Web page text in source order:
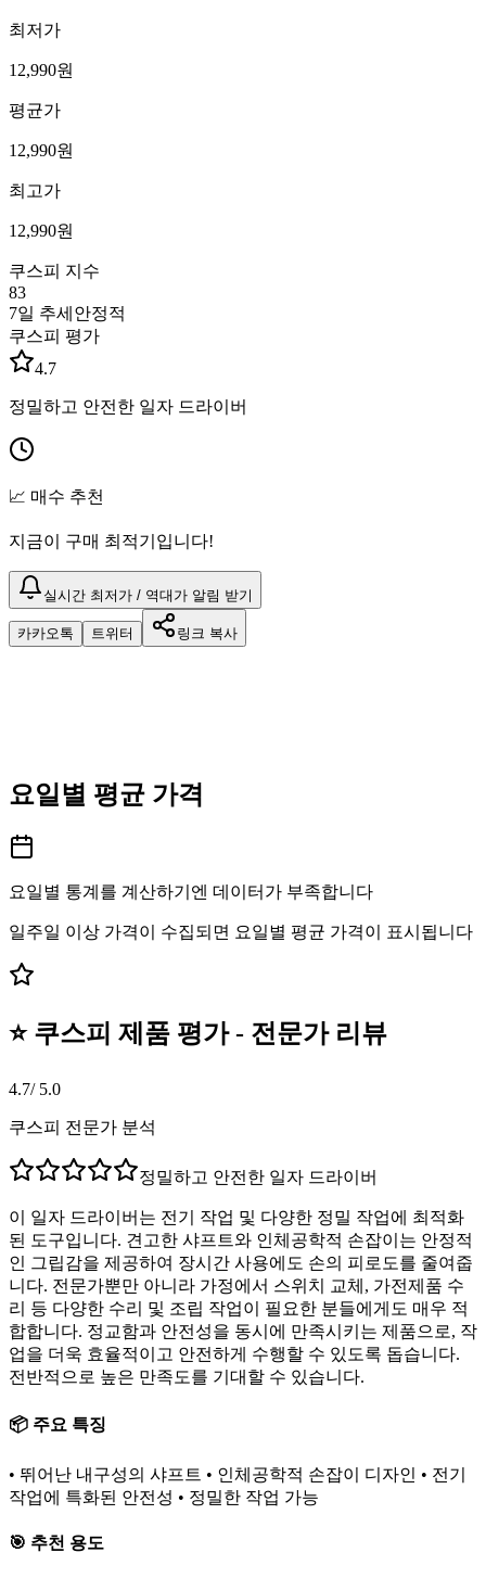
최저가
12,990원
평균가
12,990원
최고가
12,990원
쿠스피 지수
83
7일 추세 안정적
쿠스피 평가
4.7
정밀하고 안전한 일자 드라이버
📈 매수 추천
지금이 구매 최적기입니다!
실시간 최저가 / 역대가 알림 받기
카카오톡 트위터 링크 복사
요일별 평균 가격
요일별 통계를 계산하기엔 데이터가 부족합니다
일주일 이상 가격이 수집되면 요일별 평균 가격이 표시됩니다
⭐ 쿠스피 제품 평가 - 전문가 리뷰
4.7/ 5.0
쿠스피 전문가 분석
정밀하고 안전한 일자 드라이버
이 일자 드라이버는 전기 작업 및 다양한 정밀 작업에 최적화
된 도구입니다. 견고한 샤프트와 인체공학적 손잡이는 안정적
인 그립감을 제공하여 장시간 사용에도 손의 피로도를 줄여줍
니다. 전문가뿐만 아니라 가정에서 스위치 교체, 가전제품 수
리 등 다양한 수리 및 조립 작업이 필요한 분들에게도 매우 적
합합니다. 정교함과 안전성을 동시에 만족시키는 제품으로, 작
업을 더욱 효율적이고 안전하게 수행할 수 있도록 돕습니다.
전반적으로 높은 만족도를 기대할 수 있습니다.
📦 주요 특징
• 뛰어난 내구성의 샤프트 • 인체공학적 손잡이 디자인 • 전기
작업에 특화된 안전성 • 정밀한 작업 가능
🎯 추천 용도